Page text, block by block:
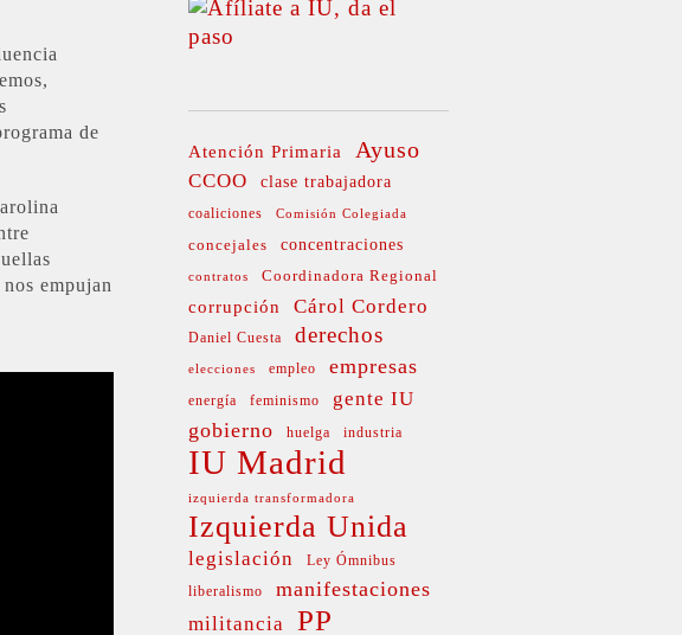
de
empujan
Atención Primaria Ayuso
CCOO clase trabajadora
coaliciones Comisión Colegiada
concejales concentraciones
contratos Coordinadora Regional
corrupción Cárol Cordero
Daniel Cuesta derechos
elecciones empleo empresas
energía feminismo gente IU
gobierno huelga industria
IU Madrid
izquierda transformadora
Izquierda Unida
legislación Ley Ómnibus
liberalismo manifestaciones
militancia PP